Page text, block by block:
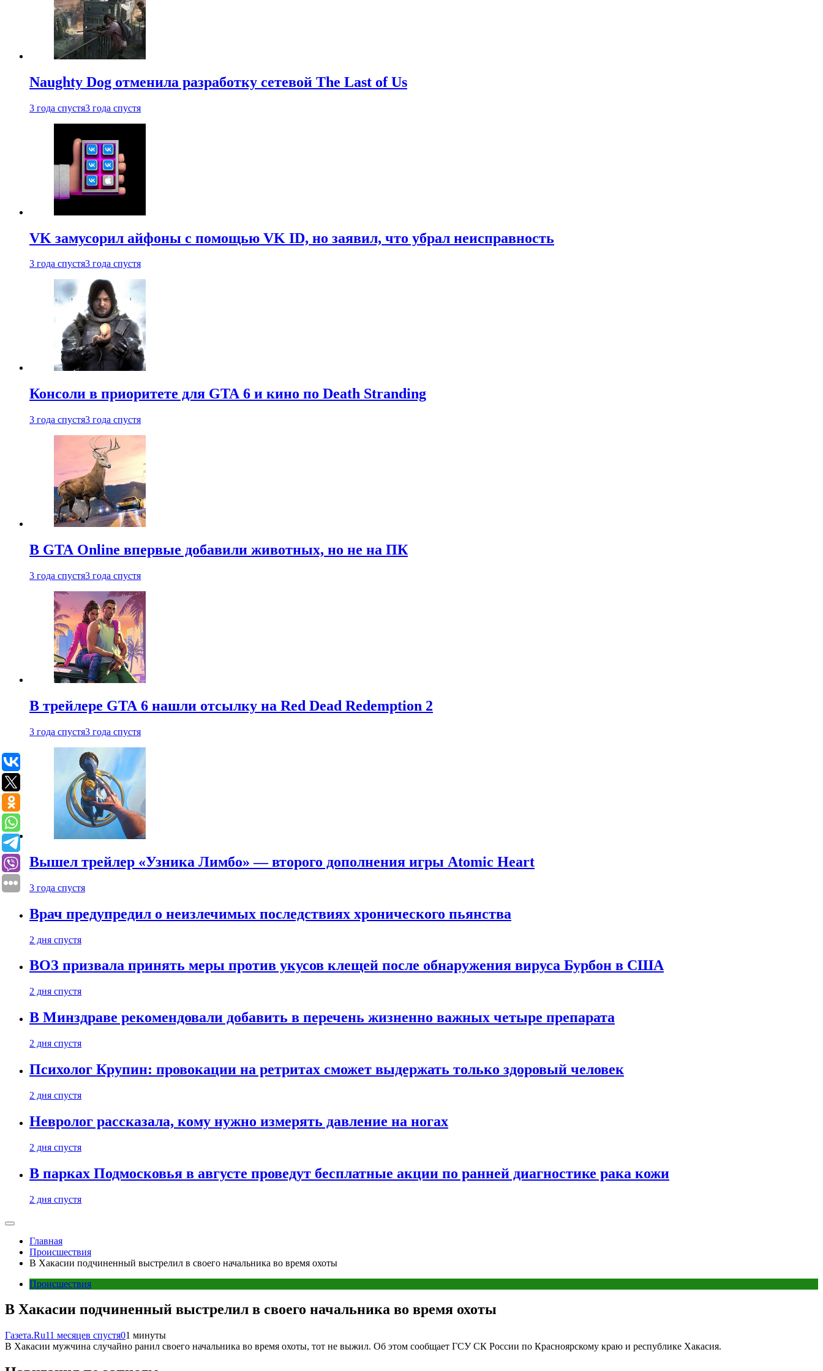
Naughty Dog отменила разработку сетевой The Last of Us
3 года спустя3 года спустя
VK замусорил айфоны с помощью VK ID, но заявил, что убрал неисправность
3 года спустя3 года спустя
Консоли в приоритете для GTA 6 и кино по Death Stranding
3 года спустя3 года спустя
В GTA Online впервые добавили животных, но не на ПК
3 года спустя3 года спустя
В трейлере GTA 6 нашли отсылку на Red Dead Redemption 2
3 года спустя3 года спустя
Вышел трейлер «Узника Лимбо» — второго дополнения игры Atomic Heart
3 года спустя
Врач предупредил о неизлечимых последствиях хронического пьянства
2 дня спустя
ВОЗ призвала принять меры против укусов клещей после обнаружения вируса Бурбон в США
2 дня спустя
В Минздраве рекомендовали добавить в перечень жизненно важных четыре препарата
2 дня спустя
Психолог Крупин: провокации на ретритах сможет выдержать только здоровый человек
2 дня спустя
Невролог рассказала, кому нужно измерять давление на ногах
2 дня спустя
В парках Подмосковья в августе проведут бесплатные акции по ранней диагностике рака кожи
2 дня спустя
Главная
Происшествия
В Хакасии подчиненный выстрелил в своего начальника во время охоты
Происшествия
В Хакасии подчиненный выстрелил в своего начальника во время охоты
Газета.Ru11 месяцев спустя01 минуты
В Хакасии мужчина случайно ранил своего начальника во время охоты, тот не выжил. Об этом сообщает ГСУ СК России по Красноярскому краю и республике Хакасия.